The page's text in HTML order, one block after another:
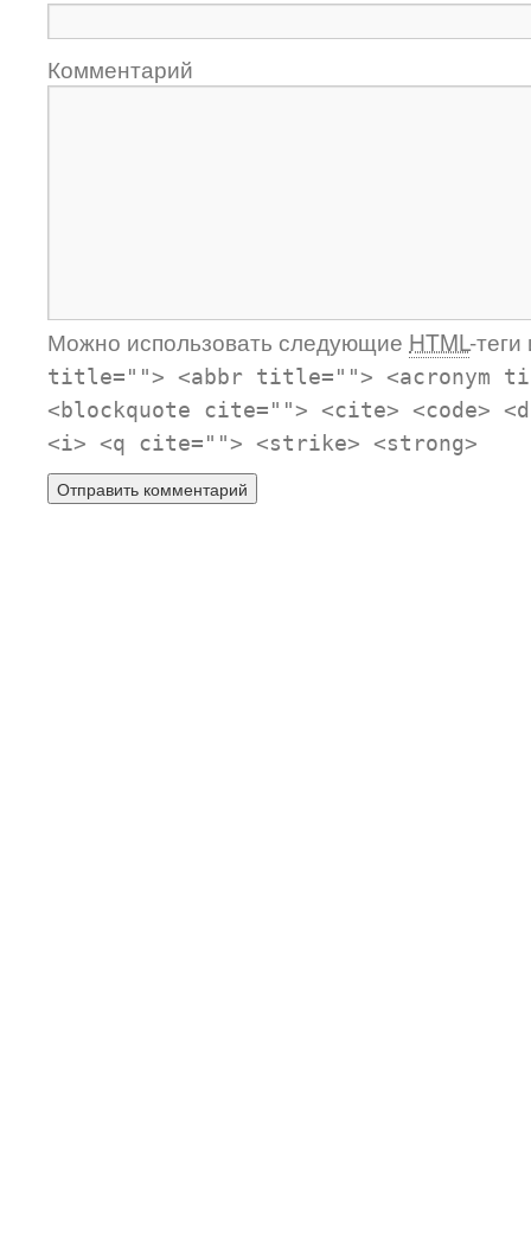
Комментарий
Можно использовать следующие HTML-
title=""> <abbr title=""> <acronym
<blockquote cite=""> <cite> <code>
<i> <q cite=""> <strike> <strong>